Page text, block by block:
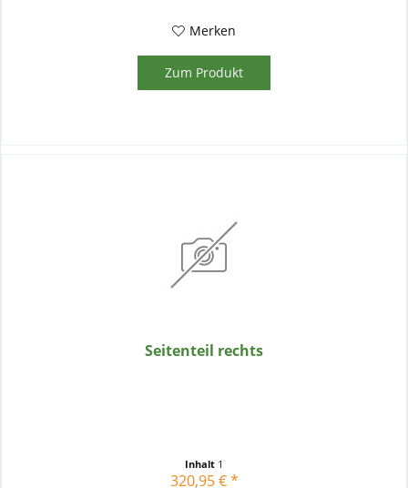
Merken
Zum Produkt
Seitenteil rechts
Inhalt 1
320,95 € *